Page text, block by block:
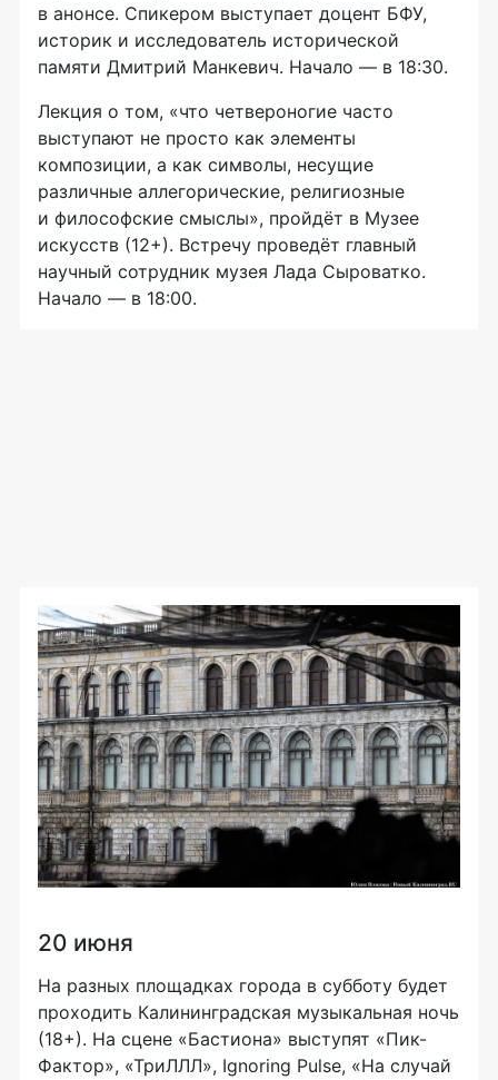
в анонсе. Спикером выступает доцент БФУ,
историк и исследователь исторической
памяти Дмитрий Манкевич. Начало — в 18:30.
Лекция о том, «что четвероногие часто
выступают не просто как элементы
композиции, а как символы, несущие
различные аллегорические, религиозные
и философские смыслы», пройдёт в Музее
искусств (12+). Встречу проведёт главный
научный сотрудник музея Лада Сыроватко.
Начало — в 18:00.
20 июня
На разных площадках города в субботу будет
проходить Калининградская музыкальная ночь
(18+). На сцене «Бастиона» выступят «Пик-
Фактор», «ТриЛЛЛ», Ignoring Pulse, «На случай